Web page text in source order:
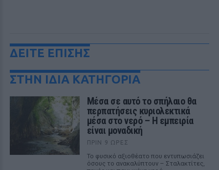
ΔΕΙΤΕ ΕΠΙΣΗΣ
ΣΤΗΝ ΙΔΙΑ ΚΑΤΗΓΟΡΙΑ
Μέσα σε αυτό το σπήλαιο θα
περπατήσεις κυριολεκτικά
μέσα στο νερό – Η εμπειρία
είναι μοναδική
ΠΡΙΝ 9 ΏΡΕΣ
Το φυσικό αξιοθέατο που εντυπωσιάζει
όσους το ανακαλύπτουν – Σταλακτίτες,